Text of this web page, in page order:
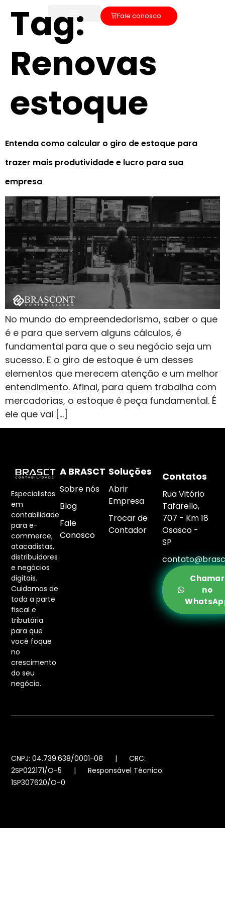
Fale conosco
Tag:
Renovas
estoque
Entenda como calcular o giro de estoque para
trazer mais produtividade e lucro para sua
empresa
No mundo do empreendedorismo, saber o que
é e para que servem alguns cálculos, é
fundamental para que o seu negócio seja um
sucesso. E o giro de estoque é um desses
elementos que merecem atenção e um melhor
entendimento. Afinal, para quem trabalha com
mercadorias, o estoque é peça fundamental. É
ele que vai […]
Especialistas
em
contabilidade
para e-
commerce,
atacadistas,
distribuidores
e negócios
digitais.
Cuidamos de
toda a parte
fiscal e
tributária
para que
você foque
no
crescimento
do seu
negócio.
A BRASCT
Sobre nós
Blog
Fale
Conosco
Soluções
Abrir
Empresa
Trocar de
Contador
Contatos
Rua Vitório
Tafarello,
707 - Km 18
Osasco -
SP
Chamar
no
CNPJ: 04.739.638/0001-08 | CRC:
2SP022171/O-5 | Responsável Técnico:
1SP307620/O-0